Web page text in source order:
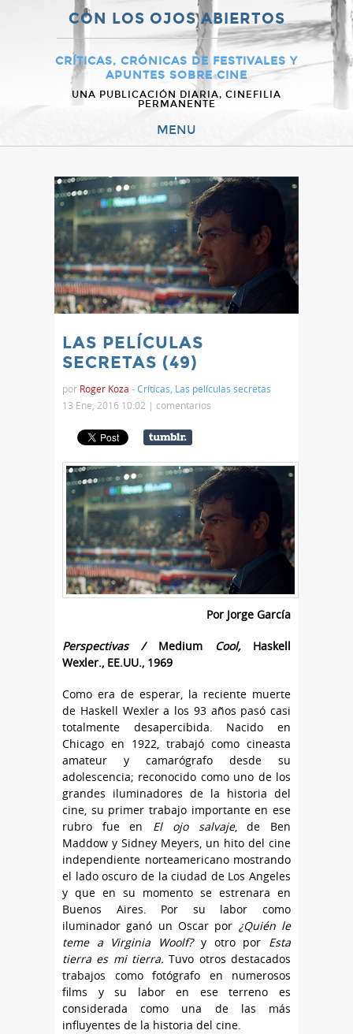
CON LOS OJOS ABIERTOS
CRÍTICAS, CRÓNICAS DE FESTIVALES Y
APUNTES SOBRE CINE
UNA PUBLICACIÓN DIARIA, CINEFILIA
PERMANENTE
MENU
LAS PELÍCULAS
SECRETAS (49)
por Roger Koza -Críticas, Las películas secretas
13 Ene, 2016 10:02 | comentarios
Por Jorge García
Perspectivas / MediumCool,Haskell
Wexler., EE.UU., 1969
Como era de esperar, la reciente muerte
de Haskell Wexler a los 93 años pasó casi
totalmente desapercibida. Nacido en
Chicago en 1922, trabajó como cineasta
amateur y camarógrafo desde su
adolescencia; reconocido como uno de los
grandes iluminadores de la historia del
cine, su primer trabajo importante en ese
rubro fue en El ojo salvaje, de Ben
Maddow y Sidney Meyers, un hito del cine
independiente norteamericano mostrando
el lado oscuro de la ciudad de Los Angeles
y que en su momento se estrenara en
Buenos Aires. Por su labor como
iluminador ganó un Oscar por ¿Quién le
teme a Virginia Woolf? y otro por Esta
tierra es mi tierra. Tuvo otros destacados
trabajos como fotógrafo en numerosos
films y su labor en ese terreno es
considerada como una de las más
influyentes de la historia del cine.